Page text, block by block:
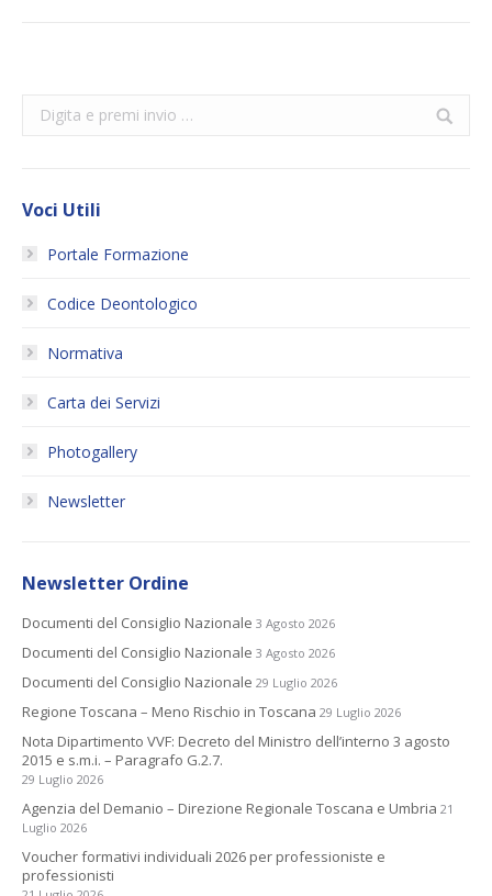
Search:
Voci Utili
Portale Formazione
Codice Deontologico
Normativa
Carta dei Servizi
Photogallery
Newsletter
Newsletter Ordine
Documenti del Consiglio Nazionale 3 Agosto 2026
Documenti del Consiglio Nazionale 3 Agosto 2026
Documenti del Consiglio Nazionale 29 Luglio 2026
Regione Toscana – Meno Rischio in Toscana 29 Luglio 2026
Nota Dipartimento VVF: Decreto del Ministro dell’interno 3 agosto
2015 e s.m.i. – Paragrafo G.2.7.
29 Luglio 2026
Agenzia del Demanio – Direzione Regionale Toscana e Umbria 21
Luglio 2026
Voucher formativi individuali 2026 per professioniste e
professionisti